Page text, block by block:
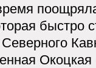
быстро